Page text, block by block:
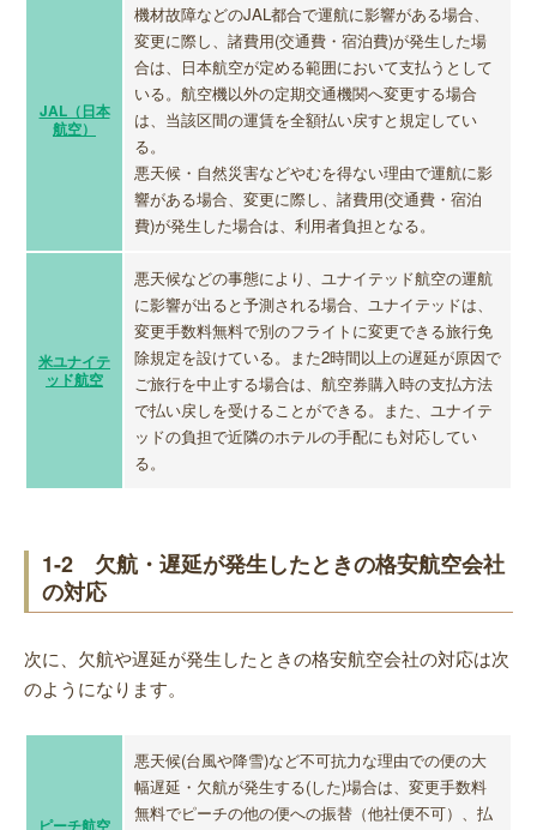
JAL（日本
航空）
機材故障などのJAL都合で運航に影響がある場合、
変更に際し、諸費用(交通費・宿泊費)が発生した場
合は、日本航空が定める範囲において支払うとして
いる。航空機以外の定期交通機関へ変更する場合
は、当該区間の運賃を全額払い戻すと規定してい
る。
悪天候・自然災害などやむを得ない理由で運航に影
響がある場合、変更に際し、諸費用(交通費・宿泊
費)が発生した場合は、利用者負担となる。
米ユナイテ
ッド航空
悪天候などの事態により、ユナイテッド航空の運航
に影響が出ると予測される場合、ユナイテッドは、
変更手数料無料で別のフライトに変更できる旅行免
除規定を設けている。また2時間以上の遅延が原因で
ご旅行を中止する場合は、航空券購入時の支払方法
で払い戻しを受けることができる。また、ユナイテ
ッドの負担で近隣のホテルの手配にも対応してい
る。
1-2 欠航・遅延が発生したときの格安航空会社
の対応
次に、欠航や遅延が発生したときの格安航空会社の対応は次
のようになります。
ピーチ航空
悪天候(台風や降雪)など不可抗力な理由での便の大
幅遅延・欠航が発生する(した)場合は、変更手数料
無料でピーチの他の便への振替（他社便不可）、払